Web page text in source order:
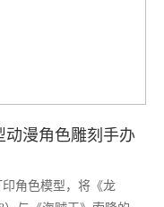
动漫角色雕刻手办
角色模型，将《龙